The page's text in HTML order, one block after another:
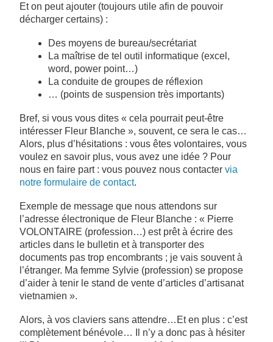
Et on peut ajouter (toujours utile afin de pouvoir
décharger certains) :
Des moyens de bureau/secrétariat
La maîtrise de tel outil informatique (excel,
word, power point…)
La conduite de groupes de réflexion
… (points de suspension très importants)
Bref, si vous vous dites « cela pourrait peut-être
intéresser Fleur Blanche », souvent, ce sera le cas…
Alors, plus d’hésitations : vous êtes volontaires, vous
voulez en savoir plus, vous avez une idée ? Pour
nous en faire part : vous pouvez nous contacter via
notre formulaire de contact.
Exemple de message que nous attendons sur
l’adresse électronique de Fleur Blanche : « Pierre
VOLONTAIRE (profession…) est prêt à écrire des
articles dans le bulletin et à transporter des
documents pas trop encombrants ; je vais souvent à
l’étranger. Ma femme Sylvie (profession) se propose
d’aider à tenir le stand de vente d’articles d’artisanat
vietnamien ».
Alors, à vos claviers sans attendre…Et en plus : c’est
complètement bénévole… Il n’y a donc pas à hésiter